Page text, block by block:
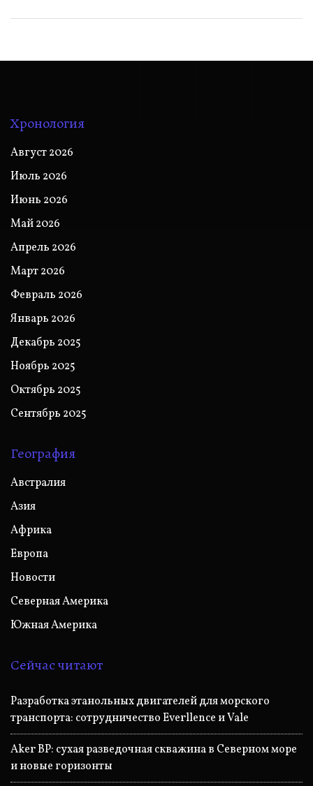
Хронология
Август 2026
Июль 2026
Июнь 2026
Май 2026
Апрель 2026
Март 2026
Февраль 2026
Январь 2026
Декабрь 2025
Ноябрь 2025
Октябрь 2025
Сентябрь 2025
География
Австралия
Азия
Африка
Европа
Новости
Северная Америка
Южная Америка
Сейчас читают
Разработка этанольных двигателей для морского
транспорта: сотрудничество Everllence и Vale
Aker BP: сухая разведочная скважина в Северном море
и новые горизонты